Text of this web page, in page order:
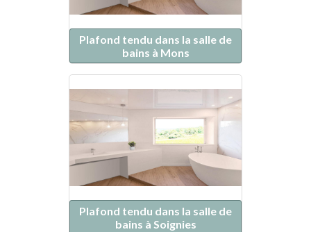
Plafond tendu dans la salle de
bains à Mons
Plafond tendu dans la salle de
bains à Soignies